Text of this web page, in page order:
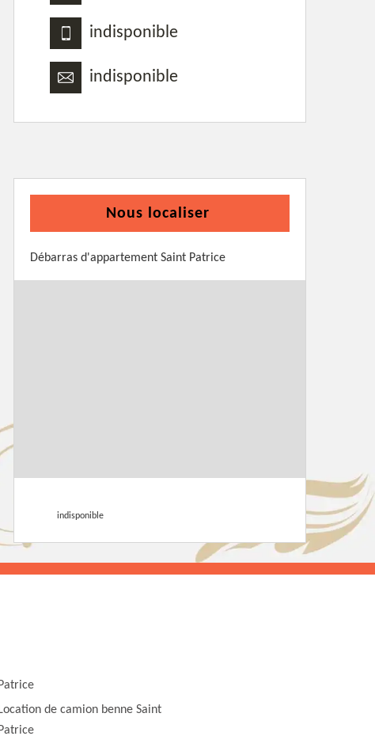
indisponible
indisponible
Nous localiser
Débarras d'appartement Saint Patrice
indisponible
Patrice
Location de camion benne Saint
Patrice